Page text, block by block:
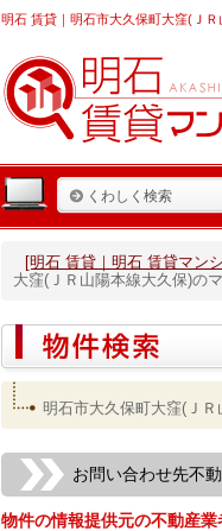
明石 賃貸 ｜明石市大久保町大窪(Ｊ
くわしく検索
[明石 賃貸｜明石 賃貸マン
大窪(ＪＲ山陽本線大久保)の
明石市大久保町大窪(Ｊ
お問い合わせ先不
物件の情報提供元の不動産